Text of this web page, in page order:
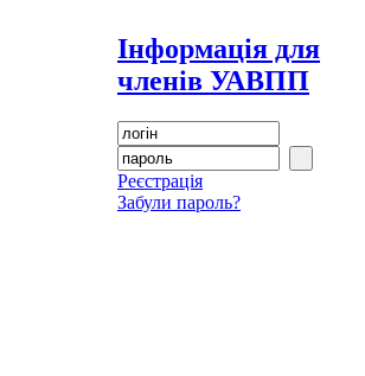
Інформація для
членів УАВПП
Реєстрація
Забули пароль?